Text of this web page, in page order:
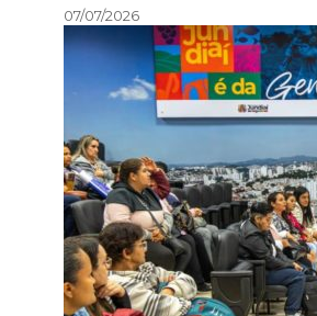
07/07/2026